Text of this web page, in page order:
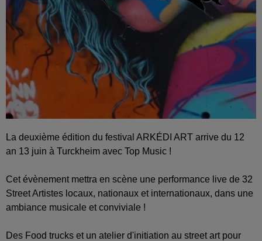
La deuxième édition du festival ARKÉDI ART arrive du 12
an 13 juin à Turckheim avec Top Music !
Cet évènement mettra en scène une performance live de 32
Street Artistes locaux, nationaux et internationaux, dans une
ambiance musicale et conviviale !
Des Food trucks et un atelier d'initiation au street art pour